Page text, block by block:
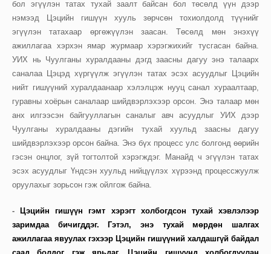
бол эгүүлэн татах тухай заалт байсан бол төсөлд үүн дээр
нэмээд Цэцийн гишүүн хууль зөрчсөн тохиолдолд түүнийг
эгүүлэн татахаар өргөжүүлэн заасан. Төсөлд мөн энэхүү
ажиллагаа хэрхэн ямар журмаар хэрэгжихийг тусгасан байна.
УИХ нь Чуулганы хуралдааны дэгд заасны дагуу энэ талаарх
саналаа Цэцэд хүргүүлж эгүүлэн татах эсэх асуудлыг Цэцийн
нийт гишүүний хуралдаанаар хэлэлцэж нууц санал хураалтаар,
гуравны хоёрын саналаар шийдвэрлэхээр орсон. Энэ талаар мөн
анх илгээсэн байгууллагын саналыг авч асуудлыг УИХ дээр
Чуулганы хуралдааны дэгийн тухай хуульд заасны дагуу
шийдвэрлэхээр орсон байна. Энэ бүх процесс улс болгонд өөрийн
гэсэн онцлог, зүй тогтолтой хэрэгждэг. Манайд ч эгүүлэн татах
эсэх асуудлыг Үндсэн хуульд нийцүүлэх хүрээнд процессжуулж
оруулахыг зорьсон гэж ойлгож байна.
-
Цэцийн гишүүн гэмт хэрэгт холбогдсон тухай хэвлэлээр
заримдаа бичигддэг. Гэтэл, энэ тухай мөрдөн шалгах
ажиллагаа явуулах гэхээр Цэцийн гишүүний халдашгүй байдал